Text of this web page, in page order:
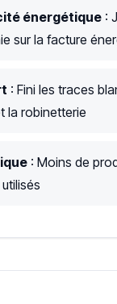
énergétique :
sur la facture
: Fini les traces
la robinetterie
: Moins de